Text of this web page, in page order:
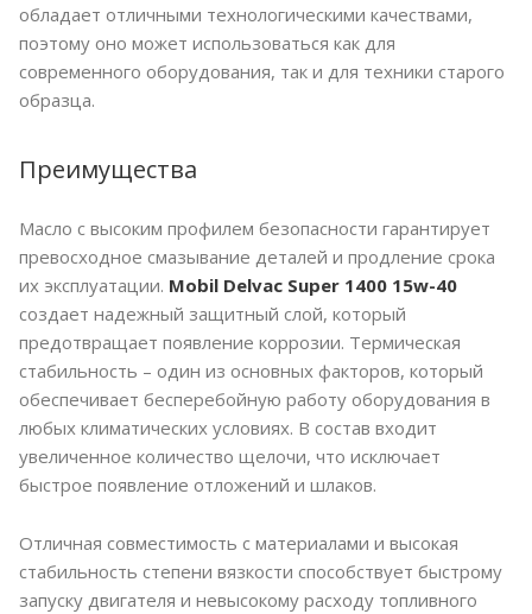
обладает отличными технологическими качествами,
поэтому оно может использоваться как для
современного оборудования, так и для техники старого
образца.
Преимущества
Масло с высоким профилем безопасности гарантирует
превосходное смазывание деталей и продление срока
их эксплуатации. Mobil Delvac Super 1400 15w-40
создает надежный защитный слой, который
предотвращает появление коррозии. Термическая
стабильность – один из основных факторов, который
обеспечивает бесперебойную работу оборудования в
любых климатических условиях. В состав входит
увеличенное количество щелочи, что исключает
быстрое появление отложений и шлаков.
Отличная совместимость с материалами и высокая
стабильность степени вязкости способствует быстрому
запуску двигателя и невысокому расходу топливного